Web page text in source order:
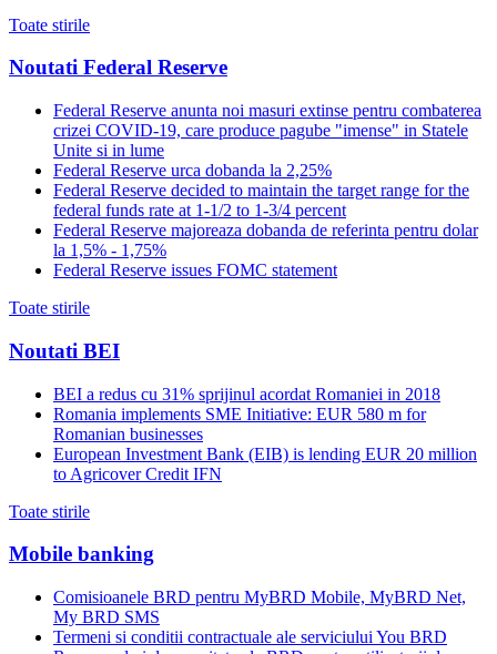
Toate stirile
Noutati Federal Reserve
Federal Reserve anunta noi masuri extinse pentru combaterea
crizei COVID-19, care produce pagube "imense" in Statele
Unite si in lume
Federal Reserve urca dobanda la 2,25%
Federal Reserve decided to maintain the target range for the
federal funds rate at 1-1/2 to 1-3/4 percent
Federal Reserve majoreaza dobanda de referinta pentru dolar
la 1,5% - 1,75%
Federal Reserve issues FOMC statement
Toate stirile
Noutati BEI
BEI a redus cu 31% sprijinul acordat Romaniei in 2018
Romania implements SME Initiative: EUR 580 m for
Romanian businesses
European Investment Bank (EIB) is lending EUR 20 million
to Agricover Credit IFN
Toate stirile
Mobile banking
Comisioanele BRD pentru MyBRD Mobile, MyBRD Net,
My BRD SMS
Termeni si conditii contractuale ale serviciului You BRD